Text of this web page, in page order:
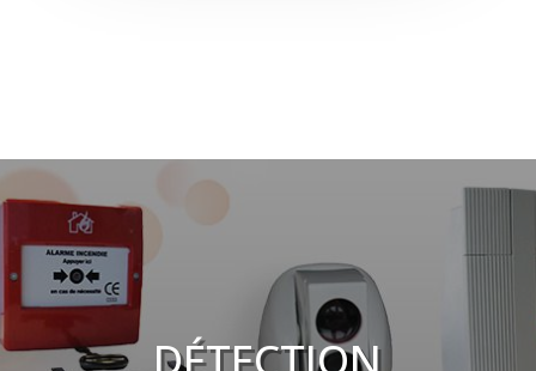
DÉTECTION